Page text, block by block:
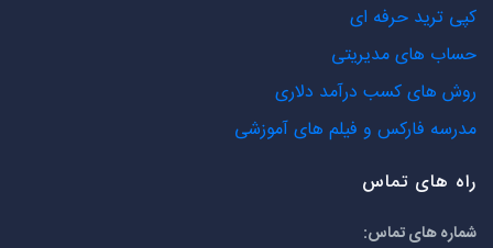
کپی ترید حرفه ای
حساب های مدیریتی
روش های کسب درآمد دلاری
مدرسه فارکس و فیلم های آموزشی
راه های تماس
شماره های تماس: